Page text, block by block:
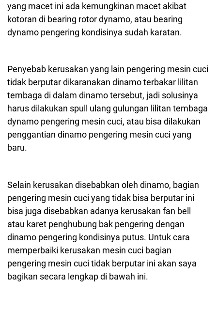
yang macet ini ada kemungkinan macet akibat
kotoran di bearing rotor dynamo, atau bearing
dynamo pengering kondisinya sudah karatan.
Penyebab kerusakan yang lain pengering mesin cuci
tidak berputar dikaranakan dinamo terbakar lilitan
tembaga di dalam dinamo tersebut, jadi solusinya
harus dilakukan spull ulang gulungan lilitan tembaga
dynamo pengering mesin cuci, atau bisa dilakukan
penggantian dinamo pengering mesin cuci yang
baru.
Selain kerusakan disebabkan oleh dinamo, bagian
pengering mesin cuci yang tidak bisa berputar ini
bisa juga disebabkan adanya kerusakan fan bell
atau karet penghubung bak pengering dengan
dinamo pengering kondisinya putus. Untuk cara
memperbaiki kerusakan mesin cuci bagian
pengering mesin cuci tidak berputar ini akan saya
bagikan secara lengkap di bawah ini.